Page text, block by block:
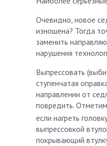
Очевидно, новое
изношена? Тогда
заменить
нарушения
Выпрессовать
ступенчатая
направлении от
повредить.
если нагреть
выпрессовкой
покрывающий